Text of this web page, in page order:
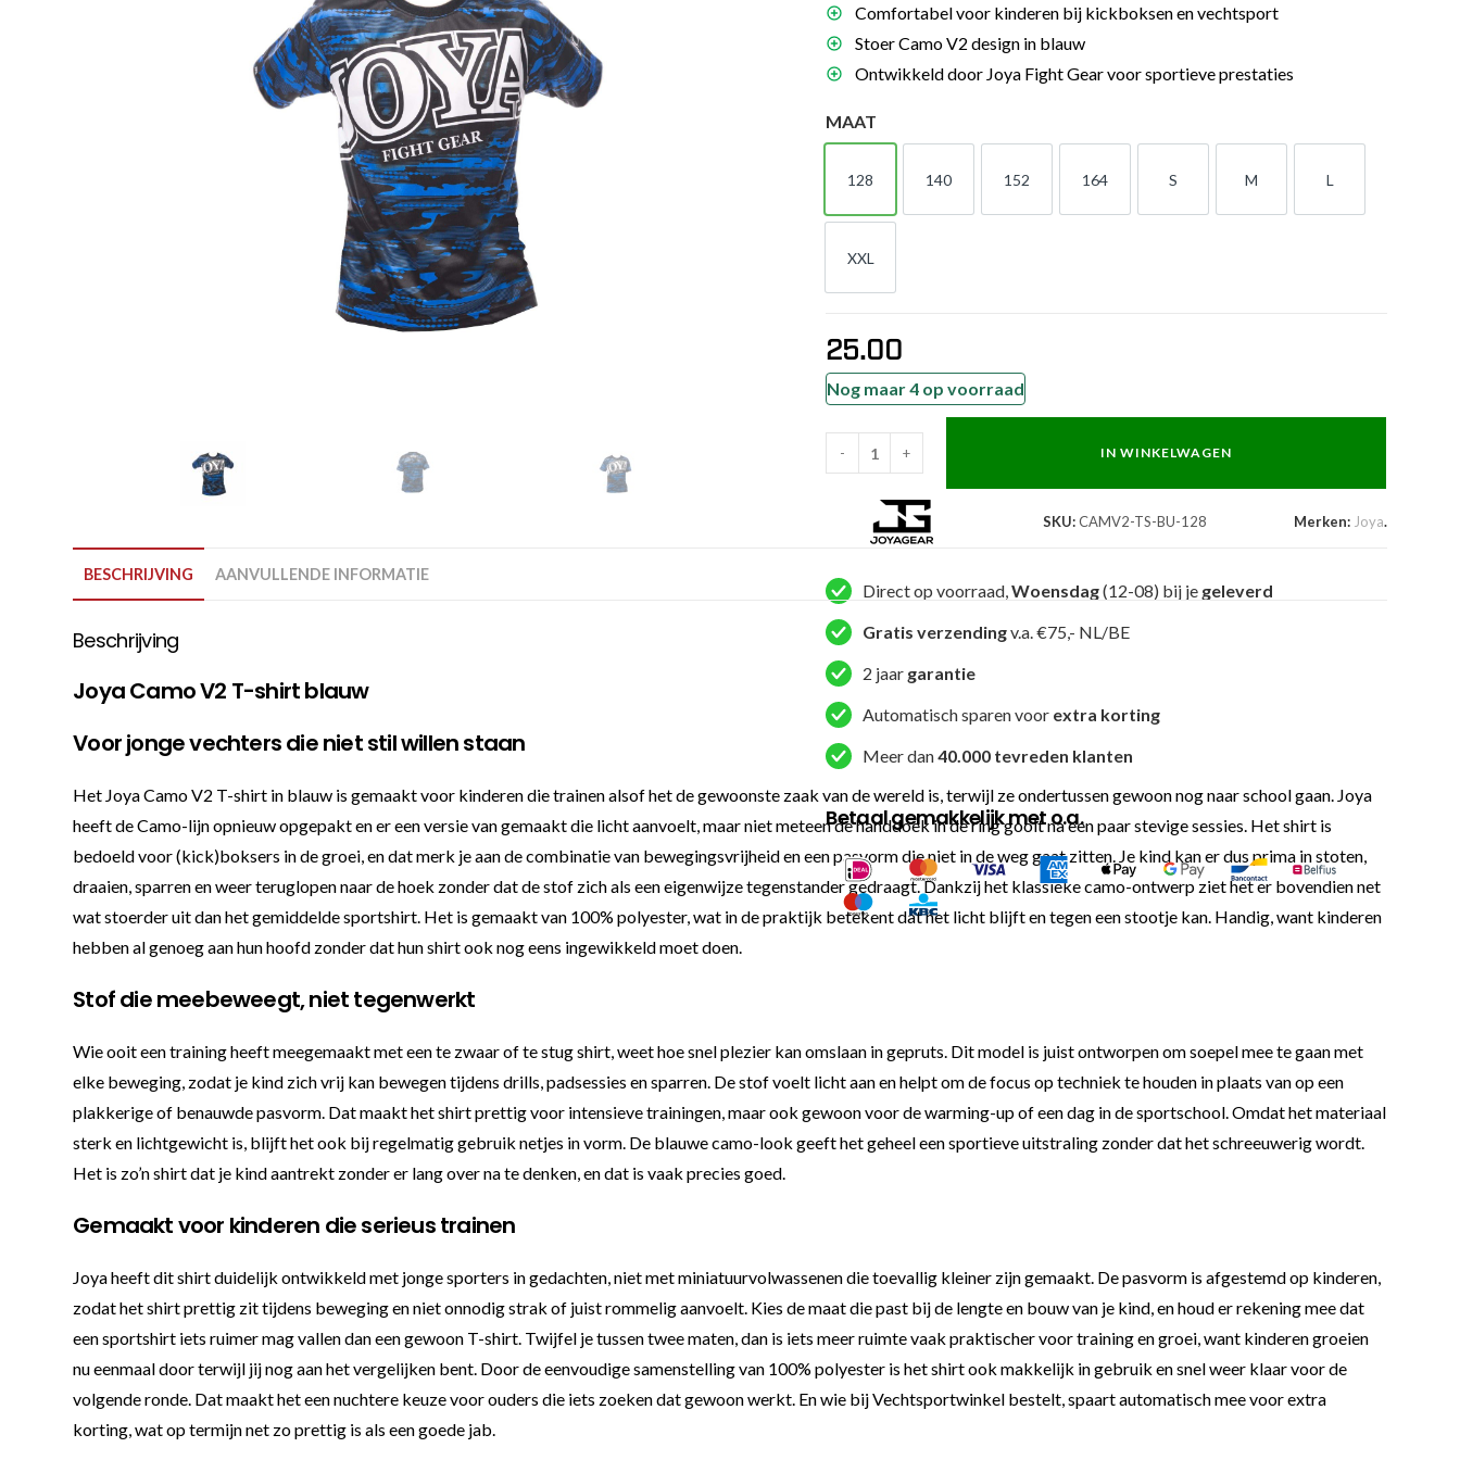
Voor dames
Zakhandschoenen
Trainingsartikelen
Bokszak
Bevestigingsmateriaal
bokszak
Bokspoppen
Stoot- en trapkussens
Stootkussens en pads
Comfortabel voor kinderen bij kickboksen en vechtsport
Stoer Camo V2 design in blauw
Ontwikkeld door Joya Fight Gear voor sportieve prestaties
MAAT
128
128
140
140
152
152
164
164
S
S
M
M
L
L
XXL
XXL
25.00
Nog maar 4 op voorraad
shirt
Blauw
Kinder
aantal
- + IN WINKELWAGEN
SKU:CAMV2-TS-BU-128 Merken: Joya.
Direct op voorraad,Woensdag(12-08) bij je geleverd
Gratis verzendingv.a. €75,- NL/BE
2 jaar garantie
Automatisch sparen voor extra korting
Meer dan40.000 tevreden klanten
Betaal gemakkelijk met o.a.
BESCHRIJVING AANVULLENDE INFORMATIE
Beschrijving
Joya Camo V2 T-shirt blauw
Voor jonge vechters die niet stil willen staan
Het Joya Camo V2 T-shirt in blauw is gemaakt voor kinderen die trainen alsof het de gewoonste zaak van de wereld is, terwijl ze ondertussen gewoon nog naar school gaan. Joya
heeft de Camo-lijn opnieuw opgepakt en er een versie van gemaakt die licht aanvoelt, maar niet meteen de handdoek in de ring gooit na een paar stevige sessies. Het shirt is
bedoeld voor (kick)boksers in de groei, en dat merk je aan de combinatie van bewegingsvrijheid en een pasvorm die niet in de weg gaat zitten. Je kind kan er dus prima in stoten,
draaien, sparren en weer teruglopen naar de hoek zonder dat de stof zich als een eigenwijze tegenstander gedraagt. Dankzij het klassieke camo-ontwerp ziet het er bovendien net
wat stoerder uit dan het gemiddelde sportshirt. Het is gemaakt van 100% polyester, wat in de praktijk betekent dat het licht blijft en tegen een stootje kan. Handig, want kinderen
hebben al genoeg aan hun hoofd zonder dat hun shirt ook nog eens ingewikkeld moet doen.
Stof die meebeweegt, niet tegenwerkt
Wie ooit een training heeft meegemaakt met een te zwaar of te stug shirt, weet hoe snel plezier kan omslaan in gepruts. Dit model is juist ontworpen om soepel mee te gaan met
elke beweging, zodat je kind zich vrij kan bewegen tijdens drills, padsessies en sparren. De stof voelt licht aan en helpt om de focus op techniek te houden in plaats van op een
plakkerige of benauwde pasvorm. Dat maakt het shirt prettig voor intensieve trainingen, maar ook gewoon voor de warming-up of een dag in de sportschool. Omdat het materiaal
sterk en lichtgewicht is, blijft het ook bij regelmatig gebruik netjes in vorm. De blauwe camo-look geeft het geheel een sportieve uitstraling zonder dat het schreeuwerig wordt.
Het is zo’n shirt dat je kind aantrekt zonder er lang over na te denken, en dat is vaak precies goed.
Gemaakt voor kinderen die serieus trainen
Joya heeft dit shirt duidelijk ontwikkeld met jonge sporters in gedachten, niet met miniatuurvolwassenen die toevallig kleiner zijn gemaakt. De pasvorm is afgestemd op kinderen,
zodat het shirt prettig zit tijdens beweging en niet onnodig strak of juist rommelig aanvoelt. Kies de maat die past bij de lengte en bouw van je kind, en houd er rekening mee dat
een sportshirt iets ruimer mag vallen dan een gewoon T-shirt. Twijfel je tussen twee maten, dan is iets meer ruimte vaak praktischer voor training en groei, want kinderen groeien
nu eenmaal door terwijl jij nog aan het vergelijken bent. Door de eenvoudige samenstelling van 100% polyester is het shirt ook makkelijk in gebruik en snel weer klaar voor de
volgende ronde. Dat maakt het een nuchtere keuze voor ouders die iets zoeken dat gewoon werkt. En wie bij Vechtsportwinkel bestelt, spaart automatisch mee voor extra
korting, wat op termijn net zo prettig is als een goede jab.